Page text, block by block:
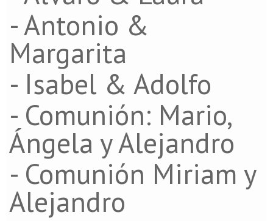
- Antonio &
Margarita
- Isabel & Adolfo
- Comunión: Mario,
Ángela y Alejandro
- Comunión Miriam y
Alejandro